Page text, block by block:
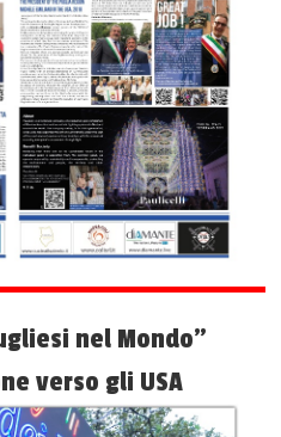
nel Mondo"
verso gli USA